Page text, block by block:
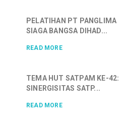
PELATIHAN PT PANGLIMA
SIAGA BANGSA DIHAD...
READ MORE
TEMA HUT SATPAM KE-42:
SINERGISITAS SATP...
READ MORE